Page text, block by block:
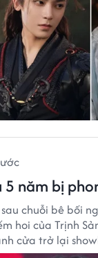
5 năm bị
chuỗi bê bối
hoi của Trịnh
cửa trở lại